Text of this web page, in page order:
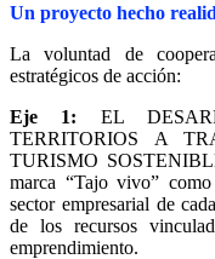
Un proyecto hecho
La voluntad de
estratégicos de acción:
Eje 1: EL
TERRITORIOS A
TURISMO
marca “Tajo vivo”
sector empresarial de
de los recursos
emprendimiento.